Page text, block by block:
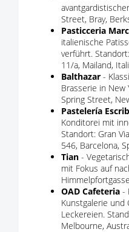
Street, Bray,
Pasticceria
italienische
verführt.
11/a, Mailand,
Balthazar -
Brasserie in New
Spring Street,
Pastelería
Konditorei mit
Standort: Gran
546, Barcelona,
Tian -
mit Fokus auf
OAD Cafeteria -
Kunstgalerie und
Leckereien.
Melbourne,